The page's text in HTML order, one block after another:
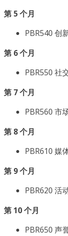
第 5 个月
PBR540 创
第 6 个月
PBR550 社
第 7 个月
PBR560 市
第 8 个月
PBR610 媒
第 9 个月
PBR620 活
第 10 个月
PBR650 声